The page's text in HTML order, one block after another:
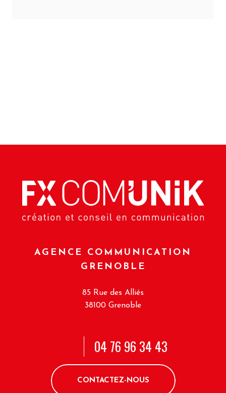
AGENCE COMMUNICATION
GRENOBLE
85 Rue des Alliés
38100 Grenoble
04 76 96 34 43
CONTACTEZ-NOUS